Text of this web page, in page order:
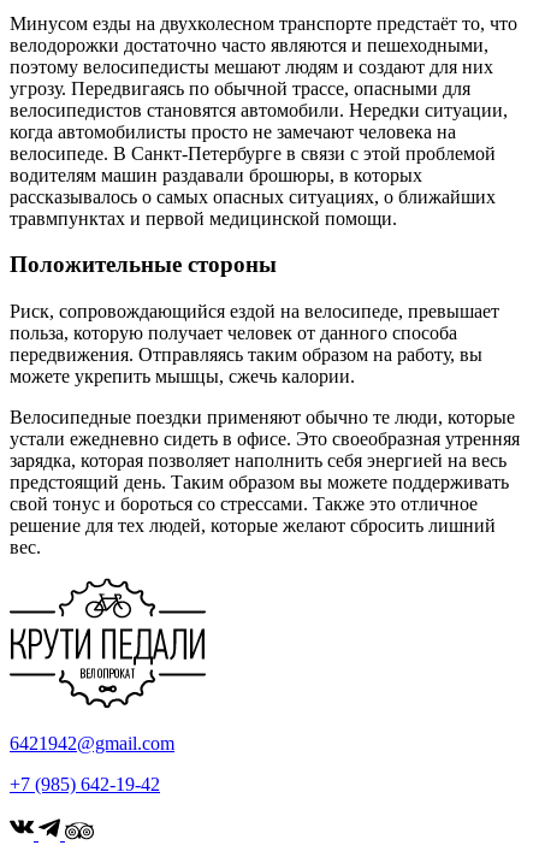
Минусом езды на двухколесном транспорте предстаёт то, что
велодорожки достаточно часто являются и пешеходными,
поэтому велосипедисты мешают людям и создают для них
угрозу. Передвигаясь по обычной трассе, опасными для
велосипедистов становятся автомобили. Нередки ситуации,
когда автомобилисты просто не замечают человека на
велосипеде. В Санкт-Петербурге в связи с этой проблемой
водителям машин раздавали брошюры, в которых
рассказывалось о самых опасных ситуациях, о ближайших
травмпунктах и первой медицинской помощи.
Положительные стороны
Риск, сопровождающийся ездой на велосипеде, превышает
польза, которую получает человек от данного способа
передвижения. Отправляясь таким образом на работу, вы
можете укрепить мышцы, сжечь калории.
Велосипедные поездки применяют обычно те люди, которые
устали ежедневно сидеть в офисе. Это своеобразная утренняя
зарядка, которая позволяет наполнить себя энергией на весь
предстоящий день. Таким образом вы можете поддерживать
свой тонус и бороться со стрессами. Также это отличное
решение для тех людей, которые желают сбросить лишний
вес.
6421942@gmail.com
+7 (985) 642-19-42